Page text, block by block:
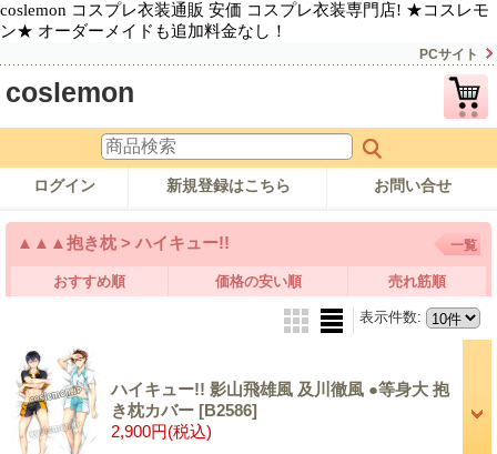
coslemon コスプレ衣装通販 安価 コスプレ衣装専門店! ★コスレモ
ン★ オーダーメイドも追加料金なし！
PCサイト
coslemon
ログイン 新規登録はこちら お問い合せ
▲▲▲抱き枕 > ハイキュー!! 一覧
おすすめ順 価格の安い順 売れ筋順
表示件数:
ハイキュー!! 影山飛雄風 及川徹風 ●等身大 抱
き枕カバー [B2586]
2,900円(税込)